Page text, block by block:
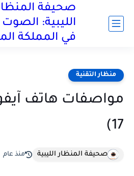
صحيفة
الليبية: الصوت
في المملكة
منظار التقنية
17)
صحيفة المنظار الليبية منذ عام